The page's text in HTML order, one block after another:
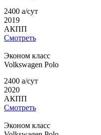
2400 a/сут
2019
АКПП
Смотреть
Эконом класс
Volkswagen Polo
2400 a/сут
2020
АКПП
Смотреть
Эконом класс